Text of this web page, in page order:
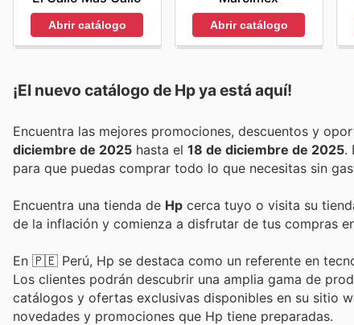
Abrir catálogo Abrir catálogo
¡El nuevo catálogo de Hpya está aquí!
diciembre de 2025 hasta el 18 de diciembre de 2025
para que puedas comprar todo lo que necesitas sin
Encuentra una tienda de Hp cerca tuyo o visita su
de la inflación y comienza a disfrutar de tus compras
En 🇵🇪 Perú, Hp se destaca como un referente en
Los clientes podrán descubrir una amplia gama de
catálogos y ofertas exclusivas disponibles en su sitio
novedades y promociones que Hp tiene preparadas.